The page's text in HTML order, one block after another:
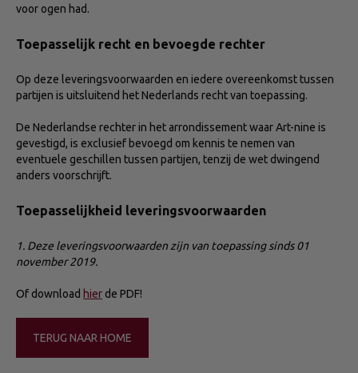
voor ogen had.
Toepasselijk recht en bevoegde rechter
Op deze leveringsvoorwaarden en iedere overeenkomst tussen
partijen is uitsluitend het Nederlands recht van toepassing.
De Nederlandse rechter in het arrondissement waar Art-nine is
gevestigd, is exclusief bevoegd om kennis te nemen van
eventuele geschillen tussen partijen, tenzij de wet dwingend
anders voorschrijft.
Toepasselijkheid leveringsvoorwaarden
1. Deze leveringsvoorwaarden zijn van toepassing sinds 01
november 2019.
Of download hier de PDF!
TERUG NAAR HOME